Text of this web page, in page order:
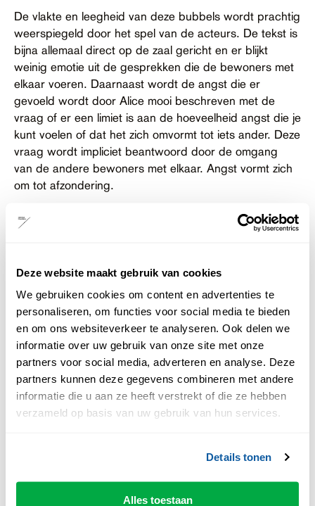
Deze website maakt gebruik van cookies
We gebruiken cookies om content en advertenties te
personaliseren, om functies voor social media te bieden
en om ons websiteverkeer te analyseren. Ook delen we
informatie over uw gebruik van onze site met onze
partners voor social media, adverteren en analyse. Deze
partners kunnen deze gegevens combineren met andere
informatie die u aan ze heeft verstrekt of die ze hebben
verzameld op basis van uw gebruik van hun services.
Details tonen
Alles toestaan
De vlakte en leegheid van deze bubbels wordt prachtig
weerspiegeld door het spel van de acteurs. De tekst is
bijna allemaal direct op de zaal gericht en er blijkt
weinig emotie uit de gesprekken die de bewoners met
elkaar voeren. Daarnaast wordt de angst die er
gevoeld wordt door Alice mooi beschreven met de
vraag of er een limiet is aan de hoeveelheid angst die je
kunt voelen of dat het zich omvormt tot iets ander. Deze
vraag wordt impliciet beantwoord door de omgang
van de andere bewoners met elkaar. Angst vormt zich
om tot afzondering.
Toch komt de angst die de bewoners niet uiten, wel tot
gevoel van ongemak. Het zijn stijve, harde en hakkelige
bewegingen die worden ondersteund door het gezang
van de spelers. De zang is bijna opera en volledig in
wat klinkt als Latijn gezongen. Daarbij komt dat deze
zang en dans, steeds het spel onderbreekt, waardoor
je als toeschouwer soms bijna schrikt van een
overgang. Waar het spel afstand creëert zorgt dit
element er juist voor dat je een diepere connectie met
het stuk gaat voelen.
Al met al is de voorstelling een verrassend, verbazend
combinatie met de muziek, dans en zang zorgen voor